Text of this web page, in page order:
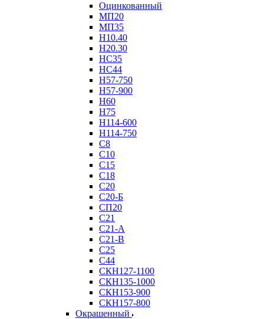
Оцинкованный
МП20
МП35
Н10.40
Н20.30
НС35
НС44
Н57-750
Н57-900
Н60
Н75
Н114-600
Н114-750
С8
С10
С15
С18
С20
С20-Б
СП20
С21
С21-А
С21-В
С25
С44
СКН127-1100
СКН135-1000
СКН153-900
СКН157-800
Окрашенный